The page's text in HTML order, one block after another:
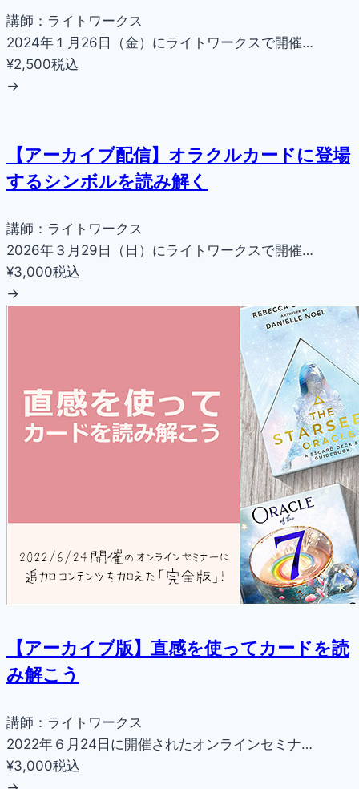
講師：ライトワークス
2024年１月26日（金）にライトワークスで開催…
¥2,500税込
→
【アーカイブ配信】オラクルカードに登場
するシンボルを読み解く
講師：ライトワークス
2026年３月29日（日）にライトワークスで開催…
¥3,000税込
→
【アーカイブ版】直感を使ってカードを読
み解こう
講師：ライトワークス
2022年６月24日に開催されたオンラインセミナ…
¥3,000税込